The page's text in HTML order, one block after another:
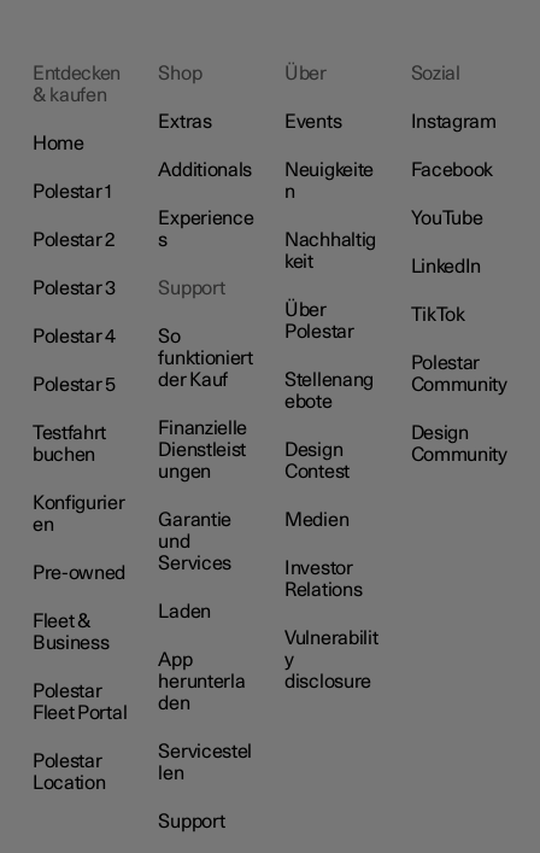
Entdecken
& kaufen
Home
Polestar 1
Polestar 2
Polestar 3
Polestar 4
Polestar 5
Testfahrt
buchen
Konfigurier
en
Pre-owned
Fleet &
Business
Polestar
Fleet Portal
Polestar
Location
Shop
Extras
Additionals
Experience
s
Support
So
funktioniert
der Kauf
Finanzielle
Dienstleist
ungen
Garantie
und
Services
Laden
App
herunterla
den
Servicestel
len
Support
Über
Events
Neuigkeite
n
Nachhaltig
keit
Über
Polestar
Stellenang
ebote
Design
Contest
Medien
Investor
Relations
Vulnerabilit
y
disclosure
Sozial
Instagram
Facebook
YouTube
LinkedIn
TikTok
Polestar
Community
Design
Community